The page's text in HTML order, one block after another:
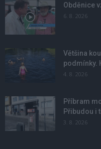
Obděnice
6. 8. 2026
Většina
podmínky.
4. 8. 2026
Příbram
Přibudou i
3. 8. 2026